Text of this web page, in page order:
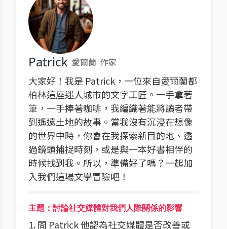
Patrick 愛爾蘭 作家
大家好！我是 Patrick，一位來自愛爾蘭都
柏林這座迷人城市的文字工匠。一手拿著
筆，一手捧著咖啡，我編織著能將讀者帶
到遙遠土地的故事。當我沒有沉浸在想像
的世界中時，你會在我探索新目的地、透
過鏡頭捕捉時刻，或是與一本好書相伴的
時候找到我。所以，準備好了嗎？一起加
入我們這場文學冒險吧！
主題：討論社交媒體對我們人際關係的影響
1. 問 Patrick 他認為社交媒體是否改善或